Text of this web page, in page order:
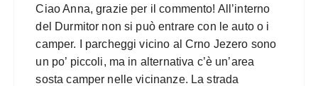
Ciao Anna, grazie per il commento! All’interno
del Durmitor non si può entrare con le auto o i
camper. I parcheggi vicino al Crno Jezero sono
un po’ piccoli, ma in alternativa c’è un’area
sosta camper nelle vicinanze. La strada